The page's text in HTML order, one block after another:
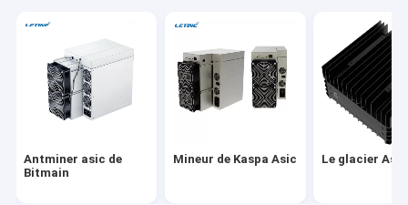
mineur d'iBeLink
Mineur Graphic Card
Exploitation de disque dur
Antminer asic de
Bitmain
Mineur de Kaspa Asic Le glacier